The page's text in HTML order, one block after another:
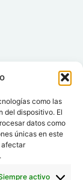
como las
del dispositivo. El
datos como
únicas en este
afectar
activo